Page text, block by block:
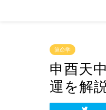
算命学
申酉天
運を解